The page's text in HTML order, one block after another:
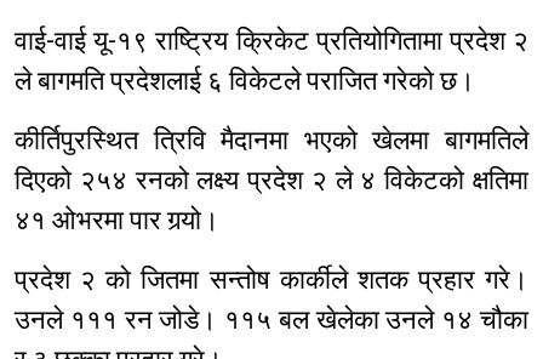
वाई-वाई यू-१९ राष्ट्रिय क्रिकेट प्रतियोगितामा प्रदेश २
ले बागमति प्रदेशलाई ६ विकेटले पराजित गरेको छ।
कीर्तिपुरस्थित त्रिवि मैदानमा भएको खेलमा बागमतिले
दिएको २५४ रनको लक्ष्य प्रदेश २ ले ४ विकेटको क्षतिमा
४१ ओभरमा पार गर्‍यो।
प्रदेश २ को जितमा सन्तोष कार्कीले शतक प्रहार गरे।
उनले १११ रन जोडे। ११५ बल खेलेका उनले १४ चौका